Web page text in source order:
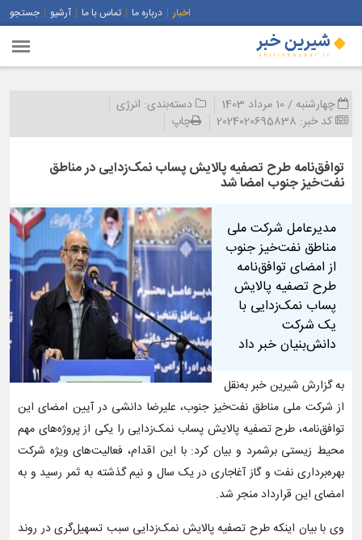
اخبار درباره ما تماس با ما آرشیو جستجو
چهارشنبه / 10 مرداد 1403 دسته‌بندی: انرژی
کد خبر: 2024020695838 چاپ
توافق‌نامه طرح تصفیه پالایش پساب نمک‌زدایی در مناطق
نفت‌خیز جنوب امضا شد
مدیرعامل شرکت ملی
مناطق نفت‌خیز جنوب
از امضای توافق‌نامه
طرح تصفیه پالایش
پساب نمک‌زدایی با
یک شرکت
دانش‌بنیان خبر داد
به گزارش شیرین خبر به‌نقل
از شرکت ملی مناطق نفت‌خیز جنوب، علیرضا دانشی در آیین امضای این
توافق‌نامه، طرح تصفیه پالایش پساب نمک‌زدایی را یکی از پروژه‌های مهم
محیط زیستی برشمرد و بیان کرد: با این اقدام، فعالیت‌های ویژه شرکت
بهره‌برداری نفت و گاز آغاجاری در یک‌ سال و نیم گذشته به ثمر رسید و به
امضای این قرارداد منجر شد.
وی با بیان اینکه طرح تصفیه پالایش نمک‌زدایی سبب تسهیل‌گری در روند